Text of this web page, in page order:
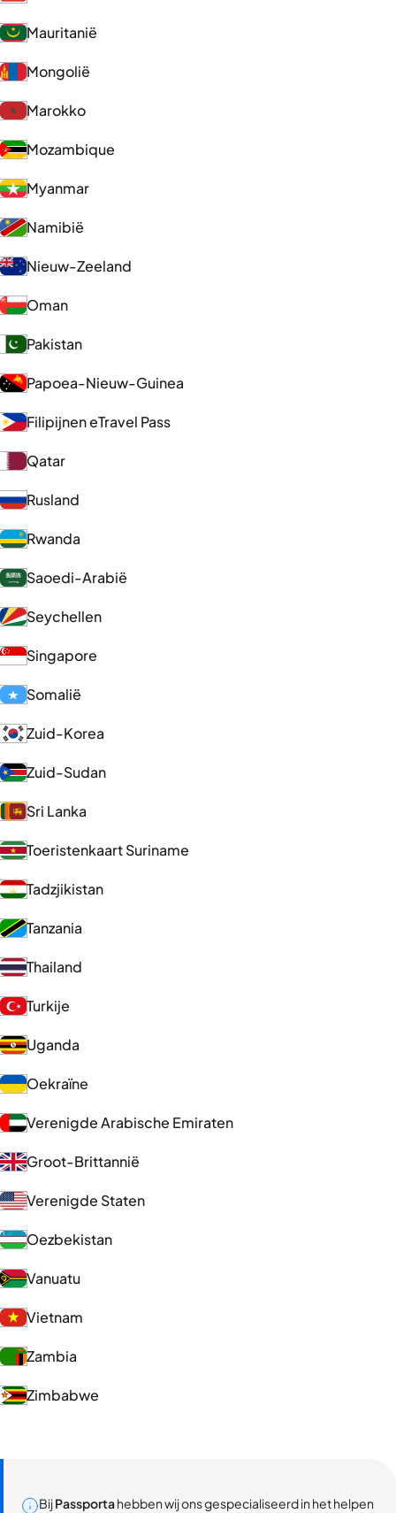
Mauritanië
Mongolië
Marokko
Mozambique
Myanmar
Namibië
Nieuw-Zeeland
Oman
Pakistan
Papoea-Nieuw-Guinea
Filipijnen eTravel Pass
Qatar
Rusland
Rwanda
Saoedi-Arabië
Seychellen
Singapore
Somalië
Zuid-Korea
Zuid-Sudan
Sri Lanka
Toeristenkaart Suriname
Tadzjikistan
Tanzania
Thailand
Turkije
Uganda
Oekraïne
Verenigde Arabische Emiraten
Groot-Brittannië
Verenigde Staten
Oezbekistan
Vanuatu
Vietnam
Zambia
Zimbabwe
BijPassportahebben wij ons gespecialiseerd in het helpen